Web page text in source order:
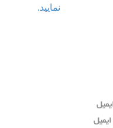
نمایید.